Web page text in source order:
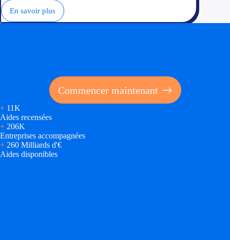
En savoir plus
Commencer maintenant
+ 11K
Aides recensées
+ 206K
Entreprises accompagnées
+ 260 Milliards d'€
Aides disponibles